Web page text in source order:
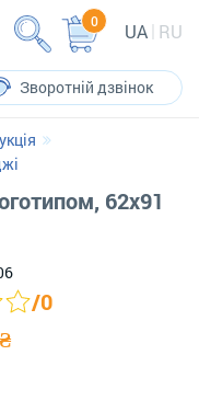
UA RU
0
Зворотній дзвінок
62х91
/0
₴